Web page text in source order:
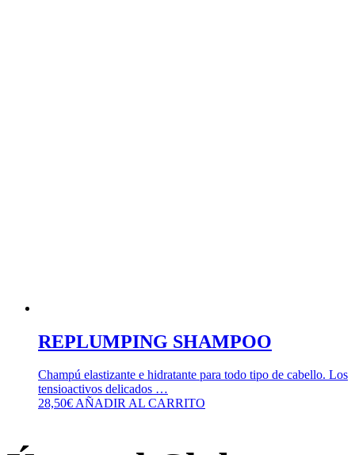
REPLUMPING SHAMPOO
Champú elastizante e hidratante para todo tipo de cabello. Los
tensioactivos delicados …
28,50€AÑADIR AL CARRITO